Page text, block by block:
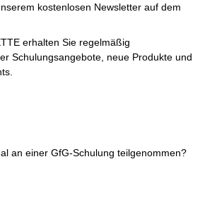
kostenlosen Newsletter auf dem
erhalten Sie regelmäßig
Schulungsangebote, neue Produkte und
an einer GfG-Schulung teilgenommen?